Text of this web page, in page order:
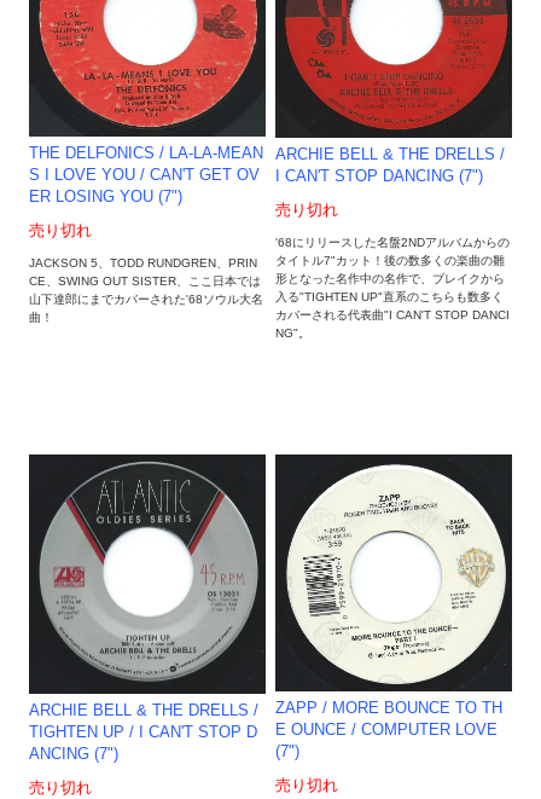
THE DELFONICS / LA-LA-MEAN
S I LOVE YOU / CAN'T GET OV
ER LOSING YOU (7")
売り切れ
JACKSON 5、TODD RUNDGREN、PRIN
CE、SWING OUT SISTER、ここ日本では
山下達郎にまでカバーされた'68ソウル大名
曲！
ARCHIE BELL & THE DRELLS /
I CAN'T STOP DANCING (7")
売り切れ
'68にリリースした名盤2NDアルバムからの
タイトル7"カット！後の数多くの楽曲の雛
形となった名作中の名作で、ブレイクから
入る"TIGHTEN UP"直系のこちらも数多く
カバーされる代表曲"I CAN'T STOP DANCI
NG"。
ARCHIE BELL & THE DRELLS /
TIGHTEN UP / I CAN'T STOP D
ANCING (7")
売り切れ
ZAPP / MORE BOUNCE TO TH
E OUNCE / COMPUTER LOVE
(7")
売り切れ